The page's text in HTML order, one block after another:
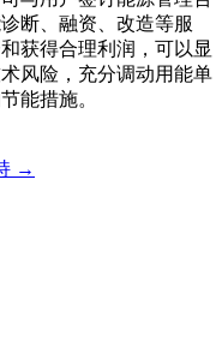
断、融资、改造等服
获得合理利润，可以显
风险，充分调动用能单
能措施。
→